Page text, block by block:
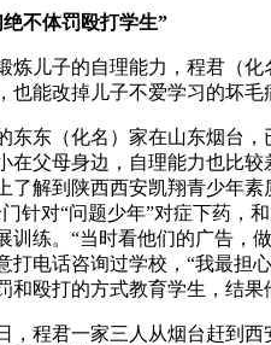
绝不体罚殴打学生”
儿子的自理能力，程君（化
也能改掉儿子不爱学习的坏毛
东（化名）家在山东烟台，
在父母身边，自理能力也比
了解到陕西西安凯翔青少年
针对“问题少年”对症下药，
训练。“当时看他们的广告，
打电话咨询过学校，“我最担
和殴打的方式教育学生，结
程君一家三人从烟台赶到西